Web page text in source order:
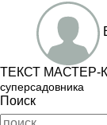
ТЕКСТ МАСТЕР-
суперсадовника
Поиск